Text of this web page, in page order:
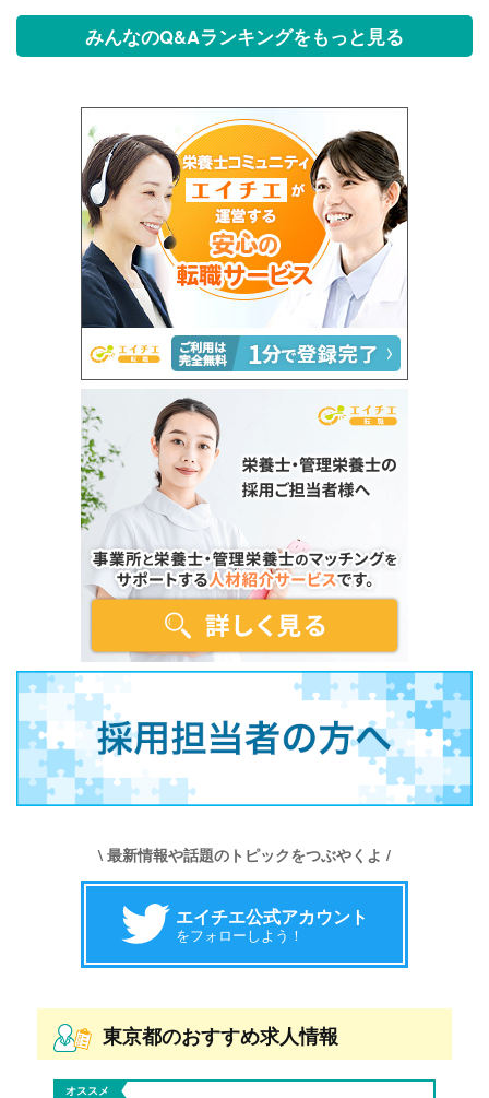
みんなのQ&Aランキングをもっと見る
\ 最新情報や話題のトピックをつぶやくよ /
エイチエ公式アカウント
をフォローしよう！
東京都のおすすめ求人情報
オススメ